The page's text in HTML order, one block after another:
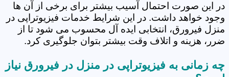
در این صورت احتمال آسیب بیشتر برای برخی از آن ها
وجود خواهد داشت. در این شرایط خدمات فیزیوتراپی در
منزل فیرورق، انتخابی ایده آل محسوب می شود تا از
ضرر، هزینه و اتلاف وقت بیشتر بتوان جلوگیری کرد.
چه زمانی به فیزیوتراپی در منزل در فیرورق نیاز